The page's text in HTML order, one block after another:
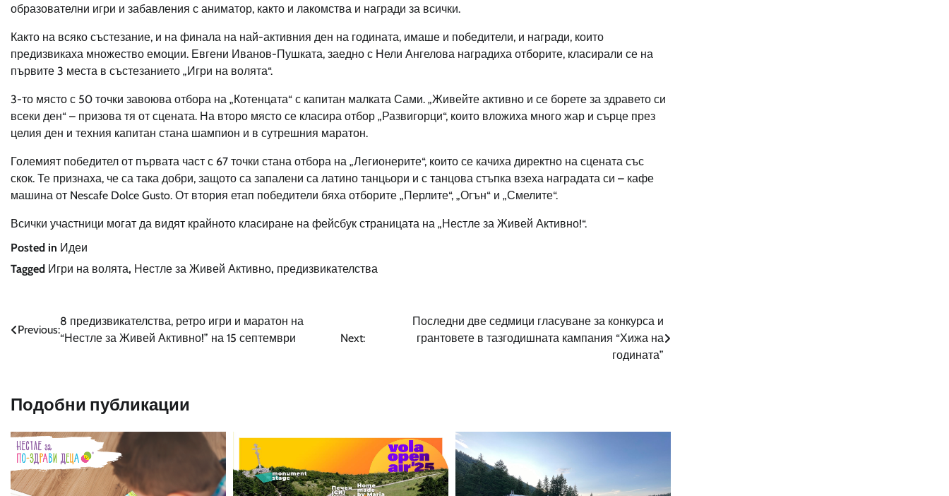
образователни игри и забавления с аниматор, както и лакомства и награди за всички.
Както на всяко състезание, и на финала на най-активния ден на годината, имаше и победители, и награди, които
предизвикаха множество емоции. Евгени Иванов-Пушката, заедно с Нели Ангелова наградиха отборите, класирали се на
първите 3 места в състезанието „Игри на волята“.
3-то място с 50 точки завоюва отбора на „Котенцата“ с капитан малката Сами. „Живейте активно и се борете за здравето си
всеки ден“ – призова тя от сцената. На второ място се класира отбор „Развигорци“, които вложиха много жар и сърце през
целия ден и техния капитан стана шампион и в сутрешния маратон.
Големият победител от първата част с 67 точки стана отбора на „Легионерите“, които се качиха директно на сцената със
скок. Те признаха, че са така добри, защото са запалени са латино танцьори и с танцова стъпка взеха наградата си – кафе
машина от Nescafe Dolce Gusto. От втория етап победители бяха отборите „Перлите“, „Огън“ и „Смелите“.
Всички участници могат да видят крайното класиране на фейсбук страницата на „Нестле за Живей Активно!“.
Posted in Идеи
Tagged Игри на волята, Нестле за Живей Активно, предизвикателства
Навигация
Previous:
8 предизвикателства, ретро игри и маратон на
“Нестле за Живей Активно!” на 15 септември
Next:
Последни две седмици гласуване за конкурса и
грантовете в тазгодишната кампания “Хижа на
годината”
Подобни публикации